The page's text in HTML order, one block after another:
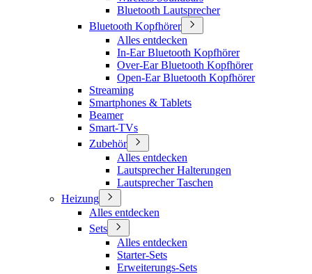
Bluetooth Lautsprecher
Bluetooth Kopfhörer
Alles entdecken
In-Ear Bluetooth Kopfhörer
Over-Ear Bluetooth Kopfhörer
Open-Ear Bluetooth Kopfhörer
Streaming
Smartphones & Tablets
Beamer
Smart-TVs
Zubehör
Alles entdecken
Lautsprecher Halterungen
Lautsprecher Taschen
Heizung
Alles entdecken
Sets
Alles entdecken
Starter-Sets
Erweiterungs-Sets